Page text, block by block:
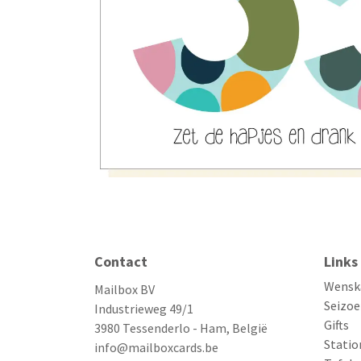
Contact
Mailbox BV
Industrieweg 49/1
3980 Tessenderlo - Ham, België
info@mailboxcards.be
Links
Gifts